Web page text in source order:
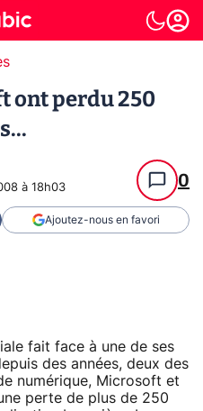
ont perdu 250
à 18h03 0
Ajoutez-nous en favori
fait face à une de ses
des années, deux des
numérique, Microsoft et
perte de plus de 250